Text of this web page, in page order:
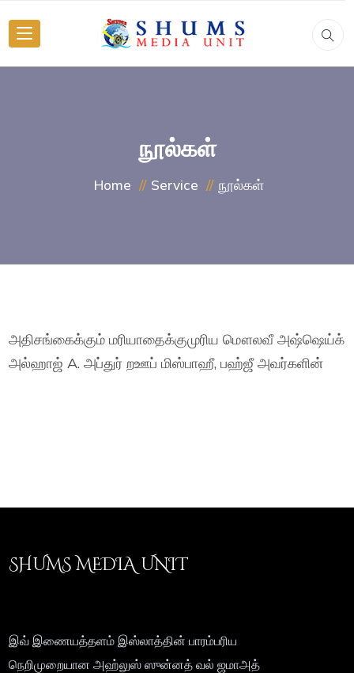
நூல்கள்
Home Service நூல்கள்
அதிசங்கைக்கும் மரியாதைக்குமுரிய மௌலவீ அஷ்ஷெய்க்
அல்ஹாஜ் A. அப்துர் றஊப் மிஸ்பாஹீ, பஹ்ஜீ அவர்களின்
SHUMS MEDIA UNIT
இவ் இணையத்தளம் இஸ்லாத்தின் பாரம்பரிய
நெறிமுறையான அஹ்லுஸ் ஸுன்னத் வல் ஜமாஅத்